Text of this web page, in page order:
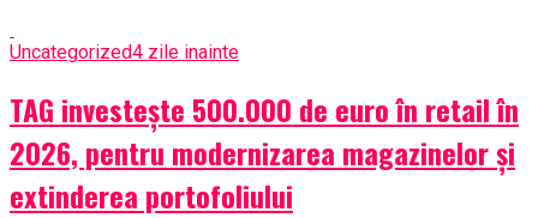
Uncategorized4 zile inainte
TAG investește 500.000 de euro în retail în
2026, pentru modernizarea magazinelor și
extinderea portofoliului